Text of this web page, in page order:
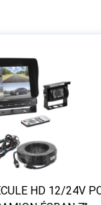
HD 12/24V